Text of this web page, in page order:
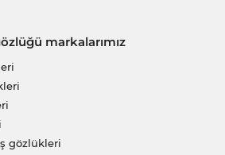
markalarımız
gözlükleri